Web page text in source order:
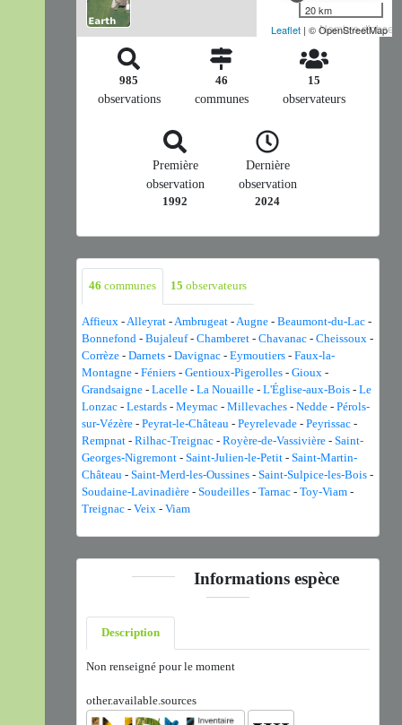
Nombre
20 km
Leaflet | © OpenStreetMap
985
observations
46
communes
15
observateurs
Première
observation
1992
Dernière
observation
2024
46 communes 15 observateurs
Affieux - Alleyrat - Ambrugeat - Augne - Beaumont-du-Lac -
Bonnefond - Bujaleuf- Chamberet - Chavanac - Cheissoux -
Corrèze - Darnets - Davignac - Eymoutiers - Faux-la-
Montagne - Féniers - Gentioux-Pigerolles - Gioux -
Grandsaigne - Lacelle - La Nouaille - L'Église-aux-Bois - Le
Lonzac - Lestards - Meymac - Millevaches - Nedde - Pérols-
sur-Vézère - Peyrat-le-Château - Peyrelevade - Peyrissac -
Rempnat - Rilhac-Treignac - Royère-de-Vassivière - Saint-
Georges-Nigremont - Saint-Julien-le-Petit - Saint-Martin-
Château - Saint-Merd-les-Oussines - Saint-Sulpice-les-Bois -
Soudaine-Lavinadière - Soudeilles - Tarnac - Toy-Viam -
Treignac - Veix - Viam
Informations espèce
Description
Non renseigné pour le moment
other.available.sources